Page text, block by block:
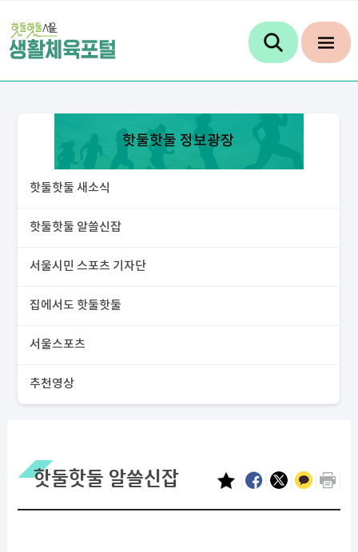
핫둘핫둘 정보광장
핫둘핫둘 새소식
핫둘핫둘 알쓸신잡
서울시민 스포츠 기자단
집에서도 핫둘핫둘
서울스포츠
추천영상
핫둘핫둘 알쓸신잡